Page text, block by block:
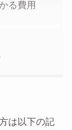
る費用
は以下の記